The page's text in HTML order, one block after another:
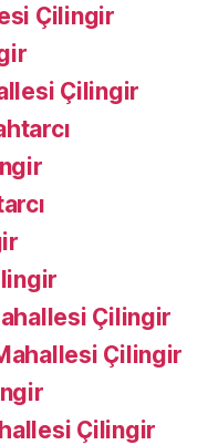
Çilingir
Çilingir
Çilingir
Çilingir
Çilingir